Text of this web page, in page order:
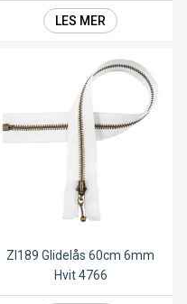
LES MER
ZI189 Glidelås 60cm 6mm
Hvit 4766